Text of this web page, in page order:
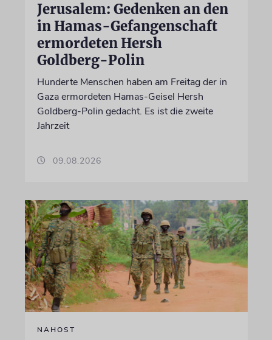
Jerusalem: Gedenken an den
in Hamas-Gefangenschaft
ermordeten Hersh
Goldberg-Polin
Hunderte Menschen haben am Freitag der in
Gaza ermordeten Hamas-Geisel Hersh
Goldberg-Polin gedacht. Es ist die zweite
Jahrzeit
09.08.2026
NAHOST